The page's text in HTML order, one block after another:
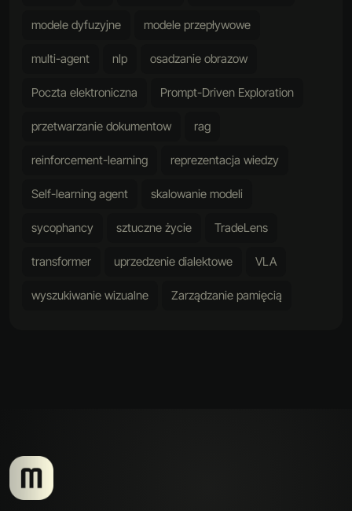
modele dyfuzyjne modele przepływowe
multi-agent nlp osadzanie obrazow
Poczta elektroniczna Prompt-Driven Exploration
przetwarzanie dokumentow rag
reinforcement-learning reprezentacja wiedzy
Self-learning agent skalowanie modeli
sycophancy sztuczne życie TradeLens
transformer uprzedzenie dialektowe VLA
wyszukiwanie wizualne Zarządzanie pamięcią